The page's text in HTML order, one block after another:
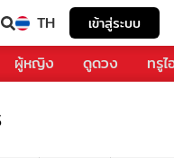
TH เข้าสู่ระบบ
ผู้หญิง ดูดวง ทรู